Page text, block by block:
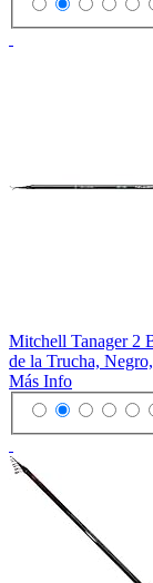
Mitchell Tanager 2
de la Trucha,
Más Info